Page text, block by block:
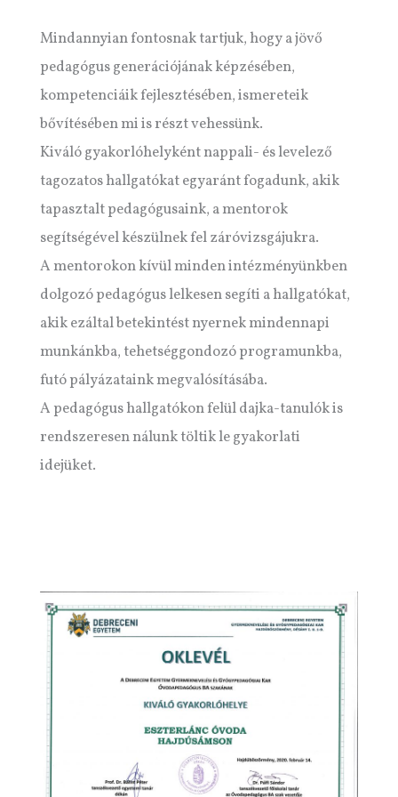
Mindannyian fontosnak tartjuk, hogy a jövő
pedagógus generációjának képzésében,
kompetenciáik fejlesztésében, ismereteik
bővítésében mi is részt vehessünk.
Kiváló gyakorlóhelyként nappali- és levelező
tagozatos hallgatókat egyaránt fogadunk, akik
tapasztalt pedagógusaink, a mentorok
segítségével készülnek fel záróvizsgájukra.
A mentorokon kívül minden intézményünkben
dolgozó pedagógus lelkesen segíti a hallgatókat,
akik ezáltal betekintést nyernek mindennapi
munkánkba, tehetséggondozó programunkba,
futó pályázataink megvalósításába.
A pedagógus hallgatókon felül dajka-tanulók is
rendszeresen nálunk töltik le gyakorlati
idejüket.